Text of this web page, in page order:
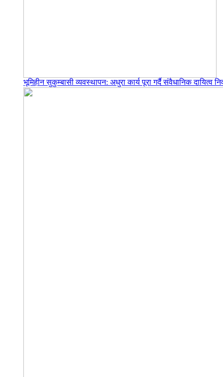
भूमिहीन सुकुम्बासी व्यवस्थापन: अधुरा कार्य पूरा गर्दै संवैधानिक दायित्व